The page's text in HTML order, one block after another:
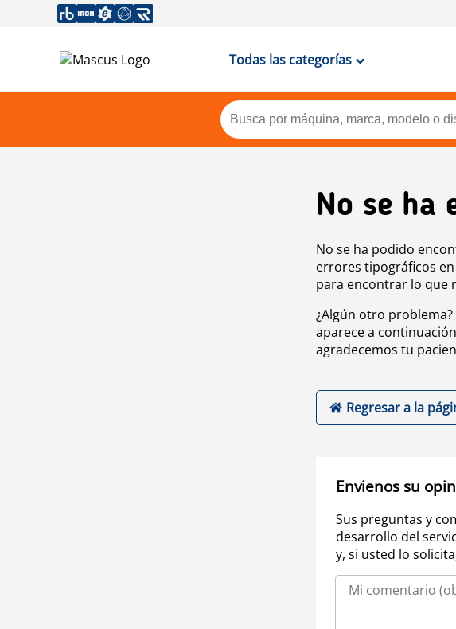
Todas las categorías
No se ha
No se ha podido
errores tipográficos
para encontrar lo que
¿Algún otro
aparece a
agradecemos tu
Regresar a la
Envienos su
Sus preguntas y
desarrollo del
y, si usted lo